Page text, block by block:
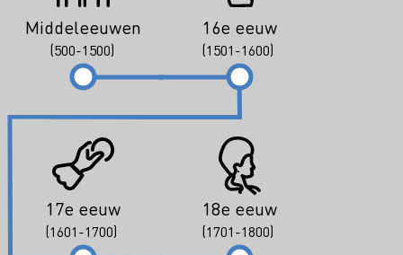
Middeleeuwen
(500-1500)
16e eeuw
(1501-1600)
17e eeuw
(1601-1700)
18e eeuw
(1701-1800)